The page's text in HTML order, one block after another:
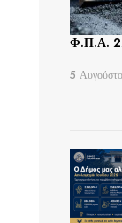
Φ.Π.Α.
5